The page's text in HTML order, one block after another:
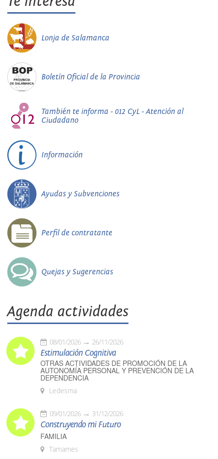
Lonja de Salamanca
Boletín Oficial de la Provincia
También te informa - 012 CyL - Atención al
Ciudadano
Información
Ayudas y Subvenciones
Perfil de contratante
Quejas y Sugerencias
Agenda actividades
08/01/2026 26/11/2026
Estimulación Cognitiva
OTRAS ACTIVIDADES DE PROMOCIÓN DE LA
AUTONOMÍA PERSONAL Y PREVENCIÓN DE LA
DEPENDENCIA
Ledesma
09/01/2026 31/12/2026
Construyendo mi Futuro
FAMILIA
Tamames